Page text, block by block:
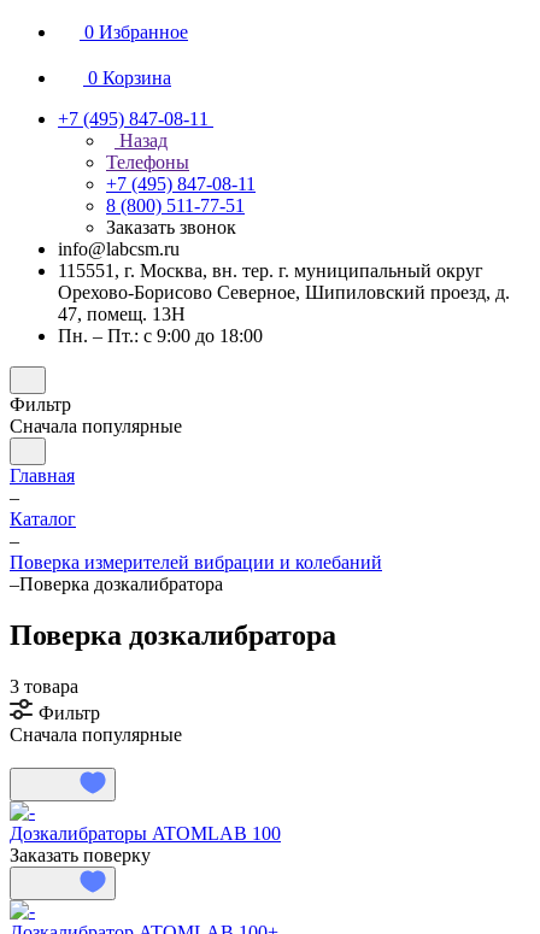
0 Избранное
0 Корзина
+7 (495) 847-08-11
Назад
Телефоны
+7 (495) 847-08-11
8 (800) 511-77-51
Заказать звонок
info@labcsm.ru
115551, г. Москва, вн. тер. г. муниципальный округ
Орехово-Борисово Северное, Шипиловский проезд, д.
47, помещ. 13Н
Пн. – Пт.: с 9:00 до 18:00
Фильтр
Сначала популярные
Главная
–
Каталог
–
Поверка измерителей вибрации и колебаний
–Поверка дозкалибратора
Поверка дозкалибратора
3 товара
Фильтр
Сначала популярные
Дозкалибраторы ATOMLAB 100
Заказать поверку